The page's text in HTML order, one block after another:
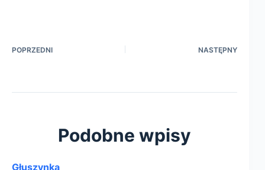
POPRZEDNI NASTĘPNY
Podobne wpisy
Głuszynka